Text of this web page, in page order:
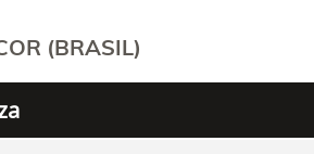
(BRASIL)